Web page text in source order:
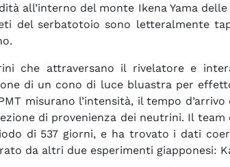
all’interno del monte Ikena Yama
del serbatotoio sono letteralmente
che attraversano il rivelatore e
di un cono di luce bluastra per
misurano l’intensità, il tempo
di provenienza dei neutrini. Il
di 537 giorni, e ha trovato i dati
da altri due esperimenti giapponesi: